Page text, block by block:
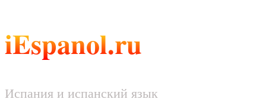
iEspanol.ru
Испания и испанский язык